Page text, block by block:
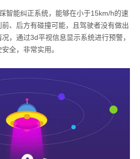
智能纠正系统，能够在小于15km/h的速
、后方有碰撞可能，且驾驶者没有做出
，通过3d平视信息显示系统进行预警，
全，非常实用。